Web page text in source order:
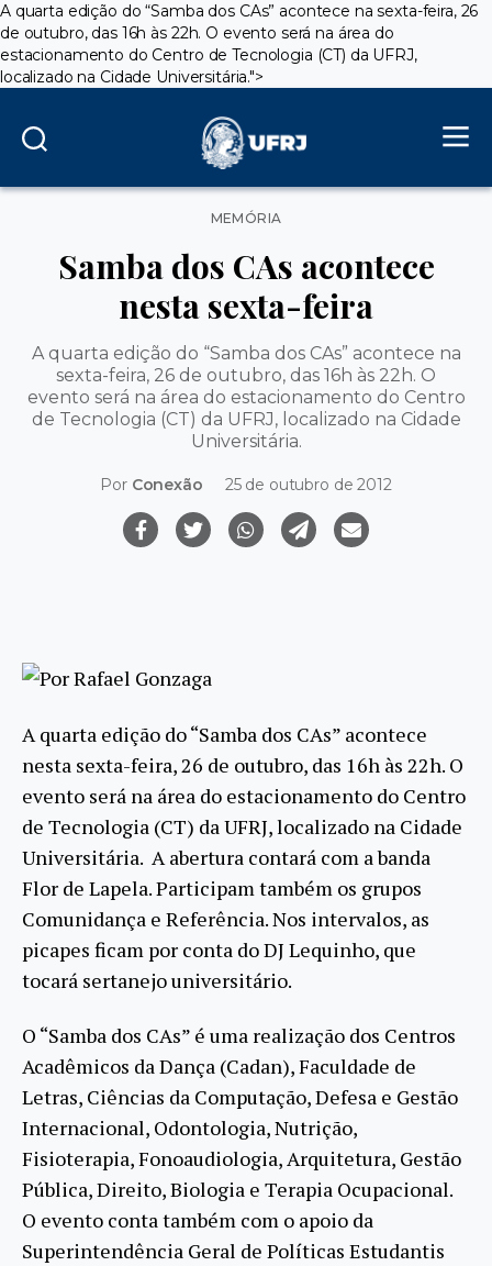
A quarta edição do “Samba dos CAs” acontece na sexta-feira, 26
de outubro, das 16h às 22h. O evento será na área do
estacionamento do Centro de Tecnologia (CT) da UFRJ,
localizado na Cidade Universitária.">
Categorias
MEMÓRIA
Samba dos CAs acontece
nesta sexta-feira
A quarta edição do “Samba dos CAs” acontece na
sexta-feira, 26 de outubro, das 16h às 22h. O
evento será na área do estacionamento do Centro
de Tecnologia (CT) da UFRJ, localizado na Cidade
Universitária.
Por Conexão 25 de outubro de 2012
Por Rafael Gonzaga
A quarta edição do “Samba dos CAs” acontece
nesta sexta-feira, 26 de outubro, das 16h às 22h. O
evento será na área do estacionamento do Centro
de Tecnologia (CT) da UFRJ, localizado na Cidade
Universitária. A abertura contará com a banda
Flor de Lapela. Participam também os grupos
Comunidança e Referência. Nos intervalos, as
picapes ficam por conta do DJ Lequinho, que
tocará sertanejo universitário.
O “Samba dos CAs” é uma realização dos Centros
Acadêmicos da Dança (Cadan), Faculdade de
Letras, Ciências da Computação, Defesa e Gestão
Internacional, Odontologia, Nutrição,
Fisioterapia, Fonoaudiologia, Arquitetura, Gestão
Pública, Direito, Biologia e Terapia Ocupacional.
O evento conta também com o apoio da
Superintendência Geral de Políticas Estudantis